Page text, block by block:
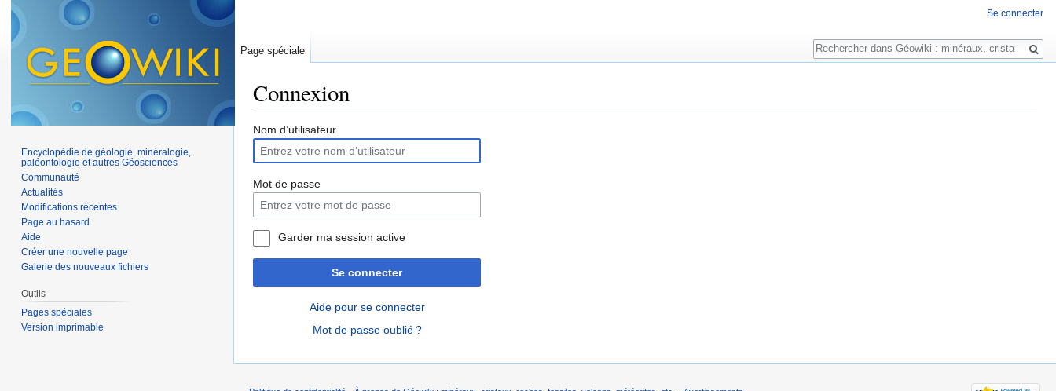
Connexion
Nom d’utilisateur
Mot de passe
Garder ma session active
Se connecter
Aide pour se connecter
Mot de passe oublié ?
Se connecter
Page spéciale
Rechercher
Encyclopédie de géologie, minéralogie,
paléontologie et autres Géosciences
Communauté
Actualités
Modifications récentes
Page au hasard
Aide
Créer une nouvelle page
Galerie des nouveaux fichiers
Outils
Pages spéciales
Version imprimable